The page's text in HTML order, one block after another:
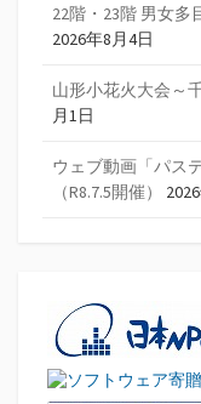
22階・23階 男女
2026年8月4日
山形小花火大会～
月1日
ウェブ動画「パス
（R8.7.5開催）